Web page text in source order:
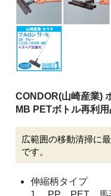
履物
介護用品
安全用品
ピーピースルー
会社案内
ご利用案内
お問い合わせ
CONDOR(山崎産業)
MB PETボトル再利
広範囲の移動清掃に
です。
伸縮柄タイプ